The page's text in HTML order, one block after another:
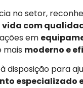
no setor,
com
em
mais moderno e
disposição para
especializado